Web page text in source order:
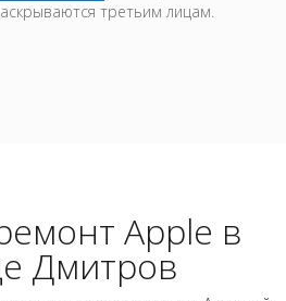
третьим лицам.
Apple в
Дмитров